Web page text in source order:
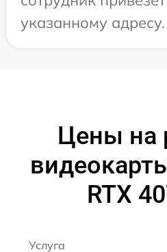
указанному адресу.
Цены на
RTX
Услуга